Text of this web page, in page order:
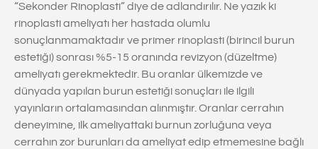
“Sekonder Rinoplasti” diye de adlandırılır. Ne yazık ki
rinoplasti ameliyatı her hastada olumlu
sonuçlanmamaktadır ve primer rinoplasti (birincil burun
estetiği) sonrası %5-15 oranında revizyon (düzeltme)
ameliyatı gerekmektedir. Bu oranlar ülkemizde ve
dünyada yapılan burun estetiği sonuçları ile ilgili
yayınların ortalamasından alınmıştır. Oranlar cerrahın
deneyimine, ilk ameliyattaki burnun zorluğuna veya
cerrahın zor burunları da ameliyat edip etmemesine bağlı